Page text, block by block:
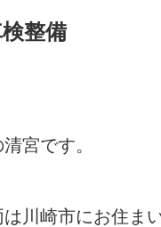
整備
宮です。
川崎市にお住ま